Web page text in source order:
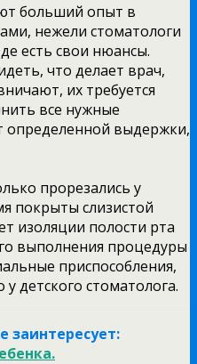
больший опыт в
нежели стоматологи
есть свои нюансы.
что делает врач,
их требуется
все нужные
определенной выдержки,
прорезались у
покрыты слизистой
изоляции полости рта
выполнения процедуры
приспособления,
детского стоматолога.
заинтересует: